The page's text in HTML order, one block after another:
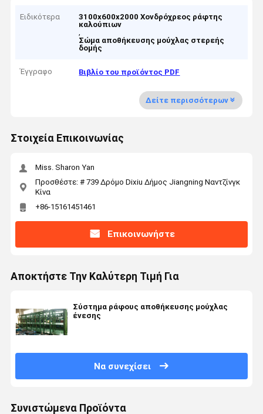
Ειδικότερα
3100x600x2000 Χονδρόχρεος ράφτης
καλούπιων
,
Σώμα αποθήκευσης μούχλας στερεής
δομής
Έγγραφο Βιβλίο του προϊόντος PDF
Δείτε περισσότερων
Στοιχεία Επικοινωνίας
Miss. Sharon Yan
Προσθέστε: # 739 Δρόμο Dixiu Δήμος Jiangning Ναντζίνγκ
Κίνα
+86-15161451461
Επικοινωνήστε
Αποκτήστε Την Καλύτερη Τιμή Για
Σύστημα ράφους αποθήκευσης μούχλας
ένεσης
Να συνεχίσει
Συνιστώμενα Προϊόντα